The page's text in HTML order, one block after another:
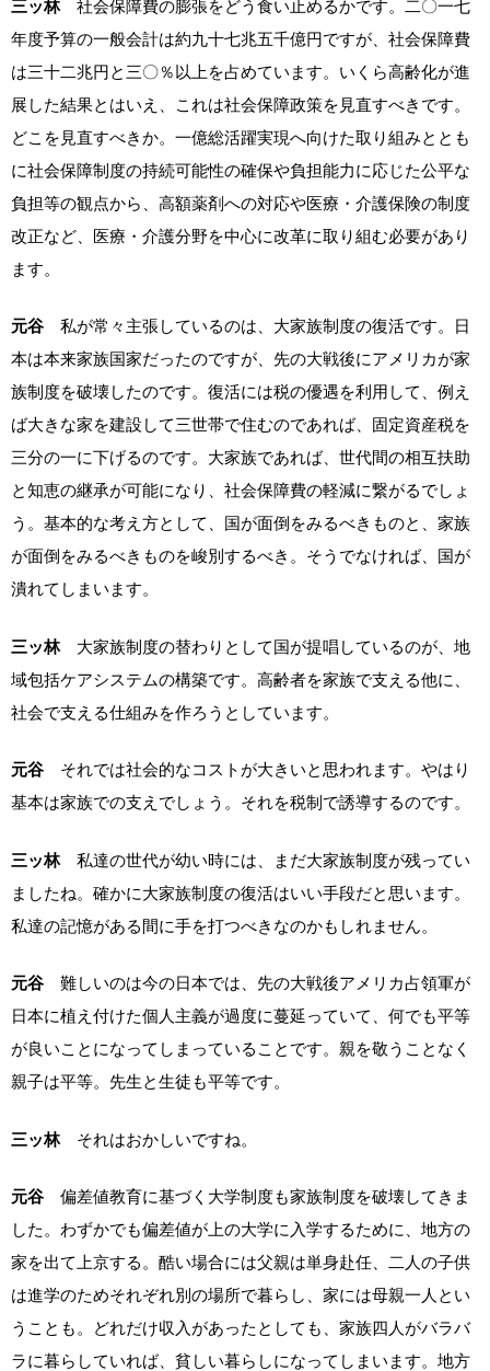
三ッ林 社会保障費の膨張をどう食い止めるかです。二〇一七
年度予算の一般会計は約九十七兆五千億円ですが、社会保障費
は三十二兆円と三〇％以上を占めています。いくら高齢化が進
展した結果とはいえ、これは社会保障政策を見直すべきです。
どこを見直すべきか。一億総活躍実現へ向けた取り組みととも
に社会保障制度の持続可能性の確保や負担能力に応じた公平な
負担等の観点から、高額薬剤への対応や医療・介護保険の制度
改正など、医療・介護分野を中心に改革に取り組む必要があり
ます。
元谷 私が常々主張しているのは、大家族制度の復活です。日
本は本来家族国家だったのですが、先の大戦後にアメリカが家
族制度を破壊したのです。復活には税の優遇を利用して、例え
ば大きな家を建設して三世帯で住むのであれば、固定資産税を
三分の一に下げるのです。大家族であれば、世代間の相互扶助
と知恵の継承が可能になり、社会保障費の軽減に繋がるでしょ
う。基本的な考え方として、国が面倒をみるべきものと、家族
が面倒をみるべきものを峻別するべき。そうでなければ、国が
潰れてしまいます。
三ッ林 大家族制度の替わりとして国が提唱しているのが、地
域包括ケアシステムの構築です。高齢者を家族で支える他に、
社会で支える仕組みを作ろうとしています。
元谷 それでは社会的なコストが大きいと思われます。やはり
基本は家族での支えでしょう。それを税制で誘導するのです。
三ッ林 私達の世代が幼い時には、まだ大家族制度が残ってい
ましたね。確かに大家族制度の復活はいい手段だと思います。
私達の記憶がある間に手を打つべきなのかもしれません。
元谷 難しいのは今の日本では、先の大戦後アメリカ占領軍が
日本に植え付けた個人主義が過度に蔓延っていて、何でも平等
が良いことになってしまっていることです。親を敬うことなく
親子は平等。先生と生徒も平等です。
三ッ林 それはおかしいですね。
元谷 偏差値教育に基づく大学制度も家族制度を破壊してきま
した。わずかでも偏差値が上の大学に入学するために、地方の
家を出て上京する。酷い場合には父親は単身赴任、二人の子供
は進学のためそれぞれ別の場所で暮らし、家には母親一人とい
うことも。どれだけ収入があったとしても、家族四人がバラバ
ラに暮らしていれば、貧しい暮らしになってしまいます。地方